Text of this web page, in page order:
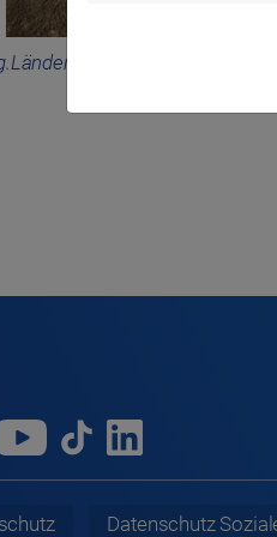
und Lagermanagement
Datenschutz